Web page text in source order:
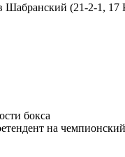
(21-2-1,
на